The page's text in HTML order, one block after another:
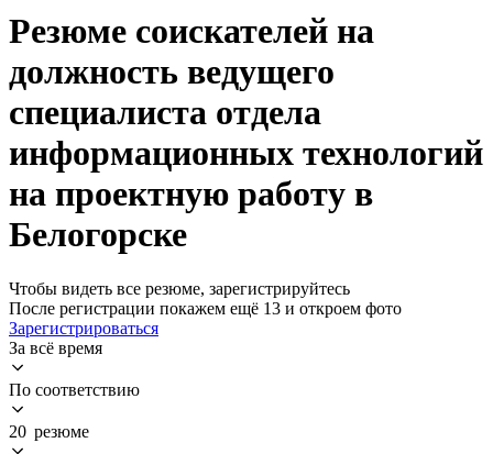
Резюме соискателей на
должность ведущего
специалиста отдела
информационных технологий
на проектную работу в
Белогорске
Чтобы видеть все резюме, зарегистрируйтесь
После регистрации покажем ещё 13 и откроем фото
Зарегистрироваться
За всё время
По соответствию
20 резюме